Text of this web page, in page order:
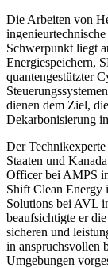
Die Arbeiten von
Schwerpunkt liegt
Energiespeichern,
quantengestützter
dienen dem Ziel,
Dekarbonisierung
Der
Staaten und
Officer bei AMPS
Shift Clean
Solutions bei AVL
beaufsichtigte er
sicheren und
in anspruchsvollen
Umgebungen